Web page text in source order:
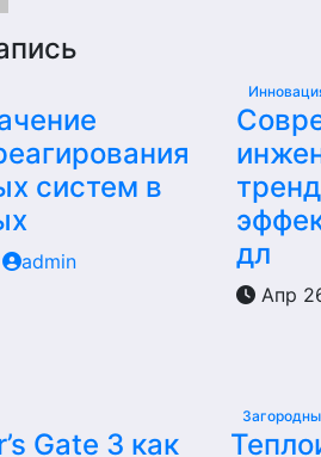
систем в
admin
дл
Апр
Gate 3 как